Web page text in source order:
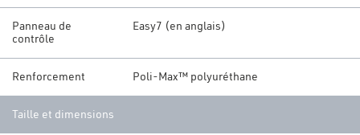
Panneau de
contrôle
Easy7 (en anglais)
Renforcement Poli-Max™ polyuréthane
Taille et dimensions